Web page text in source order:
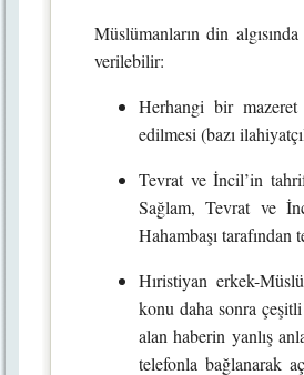
Müslümanların din
verilebilir:
Herhangi bir mazeret
edilmesi (bazı
Tevrat ve İncil’in
Sağlam, Tevrat ve
Hahambaşı
Hıristiyan erkek-
konu daha sonra
alan haberin yanlış
telefonla bağlanarak